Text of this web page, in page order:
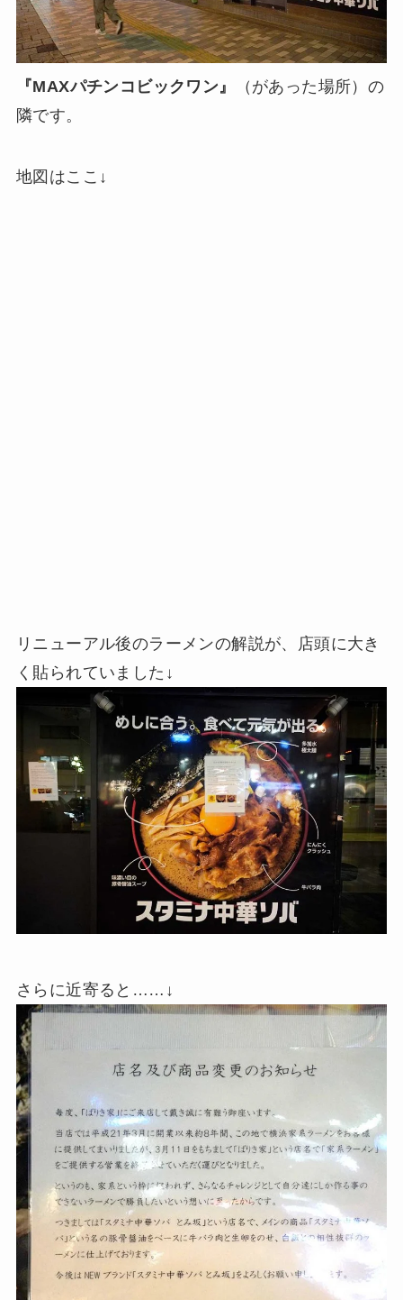
『MAXパチンコビックワン』
（があった場所）の
隣です。
地図はここ↓
リニューアル後のラーメンの解説が、店頭に大き
く貼られていました↓
さらに近寄ると……↓